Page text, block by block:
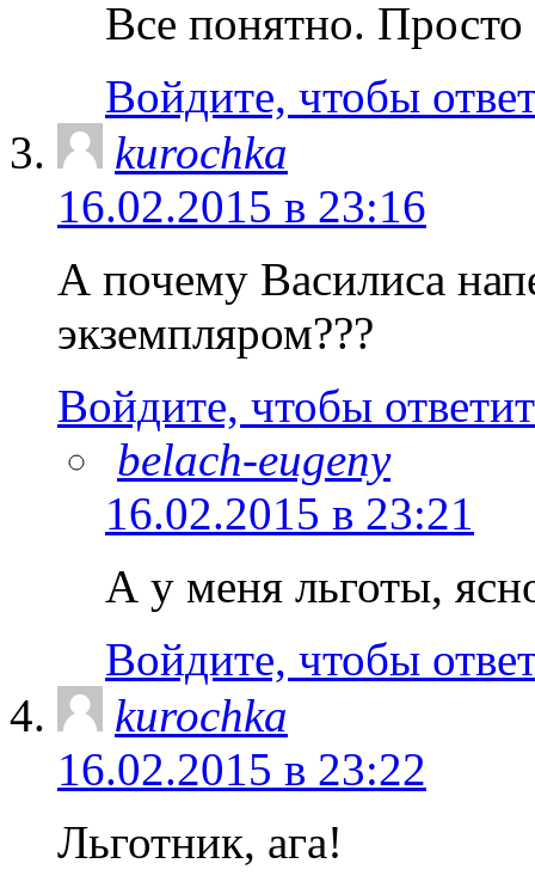
Все понятно.
Войдите, чтобы
kurochka
16.02.2015 в 23:16
А почему Василиса
экземпляром???
Войдите, чтобы
belach-eugeny
16.02.2015 в 23:21
А у меня льготы,
Войдите, чтобы
kurochka
16.02.2015 в 23:22
Льготник, ага!